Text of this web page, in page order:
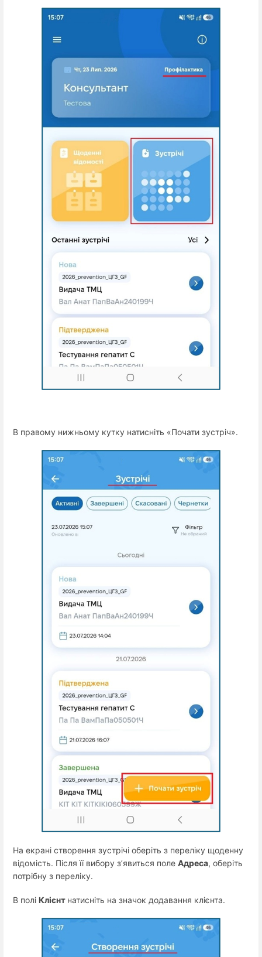
В правому нижньому кутку натисніть «Почати зустріч».
На екрані створення зустрічі оберіть з переліку щоденну
відомість. Після її вибору з’явиться поле Адреса, оберіть
потрібну з переліку.
В полі Клієнт натисніть на значок додавання клієнта.